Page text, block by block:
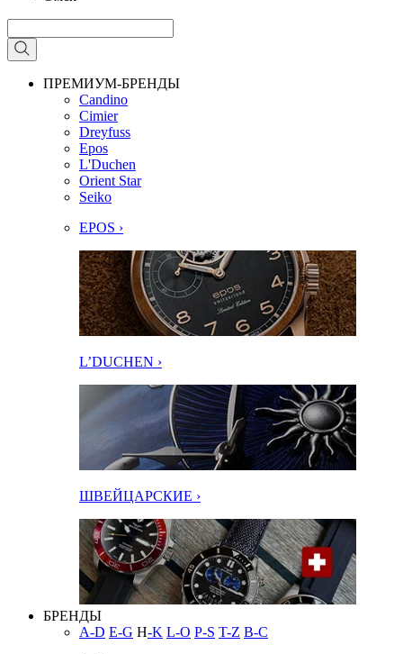
ПРЕМИУМ-БРЕНДЫ
Candino
Cimier
Dreyfuss
Epos
L'Duchen
Orient Star
Seiko
EPOS ›
L’DUCHEN ›
ШВЕЙЦАРСКИЕ ›
БРЕНДЫ
A-D E-G H-K L-O P-S T-Z В-С